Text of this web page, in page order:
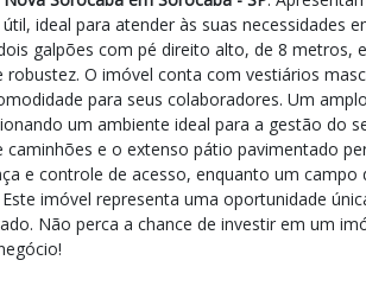
ideal para atender às suas necessidades
galpões com pé direito alto, de 8 metros,
O imóvel conta com vestiários
para seus colaboradores. Um
um ambiente ideal para a gestão do
e o extenso pátio pavimentado
e controle de acesso, enquanto um
imóvel representa uma oportunidade
Não perca a chance de investir em um